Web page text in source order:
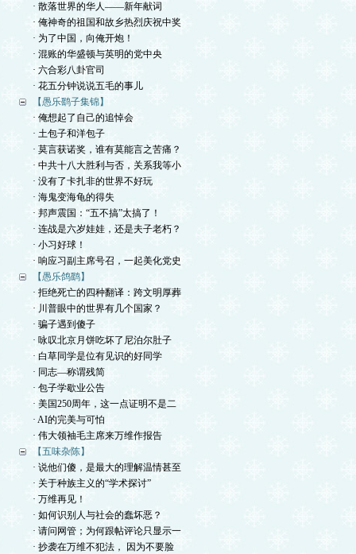
· 散落世界的华人——新年献词
· 俺神奇的祖国和故乡热烈庆祝中奖
· 为了中国，向俺开炮！
· 混账的华盛顿与英明的党中央
· 六合彩八卦官司
· 花五分钟说说五毛的事儿
【愚乐鹞子集锦】
· 俺想起了自己的追悼会
· 土包子和洋包子
· 莫言获诺奖，谁有莫能言之苦痛？
· 中共十八大胜利与否，关系我等小
· 没有了卡扎非的世界不好玩
· 海鬼变海龟的得失
· 邦声震国：“五不搞”太搞了！
· 连战是六岁娃娃，还是夫子老朽？
· 小习好球！
· 响应习副主席号召，一起美化党史
【愚乐鸽鹞】
· 拒绝死亡的四种翻译：跨文明厚葬
· 川普眼中的世界有几个国家？
· 骗子遇到傻子
· 咏叹北京月饼吃坏了尼泊尔肚子
· 白草同学是位有见识的好同学
· 同志—称谓残简
· 包子学歇业公告
· 美国250周年，这一点证明不是二
· AI的完美与可怕
· 伟大领袖毛主席来万维作报告
【五味杂陈】
· 说他们傻，是最大的理解温情甚至
· 关于种族主义的“学术探讨”
· 万维再见！
· 如何识别人与社会的蠢坏恶？
· 请问网管；为何跟帖评论只显示一
· 抄袭在万维不犯法， 因为不要脸